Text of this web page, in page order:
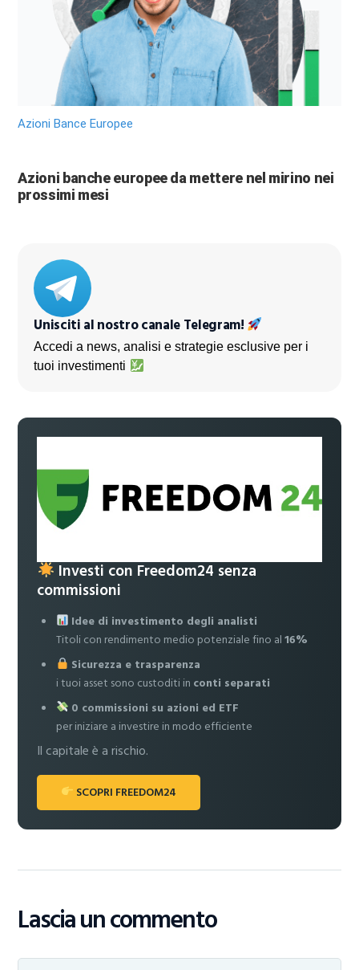
Azioni Bance Europee
Azioni banche europee da mettere nel mirino nei
prossimi mesi
Unisciti al nostro canale Telegram!
Accedi a news, analisi e strategie esclusive per i
tuoi investimenti
Investi con Freedom24 senza
commissioni
Idee di investimento degli analisti
Titoli con rendimento medio potenziale fino al16%
Sicurezza e trasparenza
i tuoi asset sono custoditi in conti separati
0 commissioni su azioni ed ETF
per iniziare a investire in modo efficiente
Il capitale è a rischio.
SCOPRI FREEDOM24
Lascia un commento